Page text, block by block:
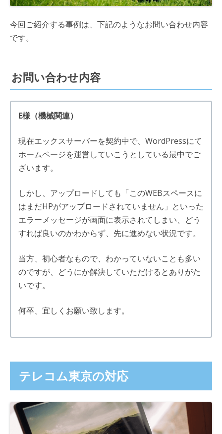
今回ご紹介する事例は、下記のようなお問い合わせ内容
です。
お問い合わせ内容
E様（機械関連）
現在エックスサーバーを契約中で、WordPressにて
ホームページを運営していこうとしている最中でご
ざいます。
しかし、アップロードしても「このWEBスペースに
はまだHPがアップロードされていません」といった
エラーメッセージが画面に表示されてしまい、どう
すれば良いのかわからず、先に進めない状況です。
当方、初心者なもので、わかっていないことも多い
のですが、どうにか解決していただけるとありがた
いです。
何卒、宜しくお願い致します。
テレコム東京の対応